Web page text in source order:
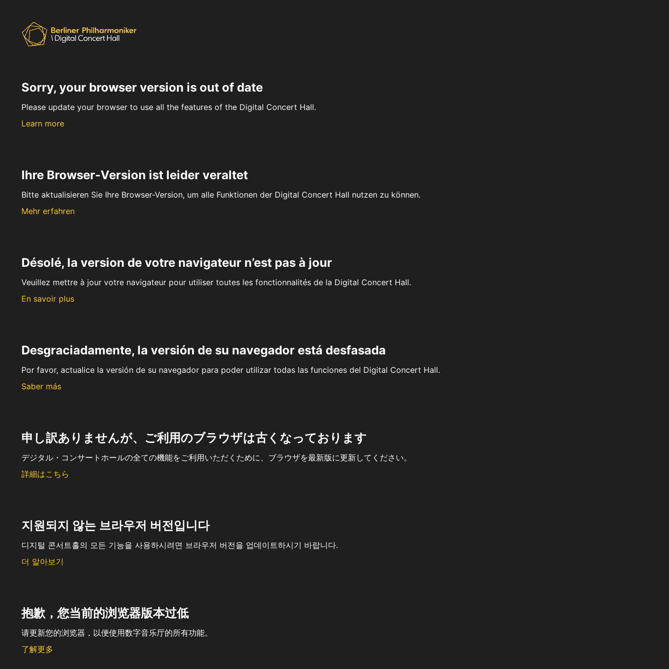
Sorry, your browser version is out of date
Please update your browser to use all the features of the Digital Concert Hall.
Learn more
Ihre Browser-Version ist leider veraltet
Bitte aktualisieren Sie Ihre Browser-Version, um alle Funktionen der Digital Concert Hall nutzen zu können.
Mehr erfahren
Désolé, la version de votre navigateur n’est pas à jour
Veuillez mettre à jour votre navigateur pour utiliser toutes les fonctionnalités de la Digital Concert Hall.
En savoir plus
Desgraciadamente, la versión de su navegador está desfasada
Por favor, actualice la versión de su navegador para poder utilizar todas las funciones del Digital Concert Hall.
Saber más
申し訳ありませんが、ご利用のブラウザは古くなっております
デジタル・コンサートホールの全ての機能をご利用いただくために、ブラウザを最新版に更新してください。
詳細はこちら
지원되지 않는 브라우저 버전입니다
디지털 콘서트홀의 모든 기능을 사용하시려면 브라우저 버전을 업데이트하시기 바랍니다.
더 알아보기
抱歉，您当前的浏览器版本过低
请更新您的浏览器，以便使用数字音乐厅的所有功能。
了解更多